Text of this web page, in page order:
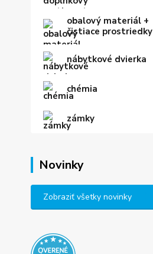
obalový materiál +
čistiace prostriedky
nábytkové dvierka
chémia
zámky
Novinky
Zobraziť všetky novinky